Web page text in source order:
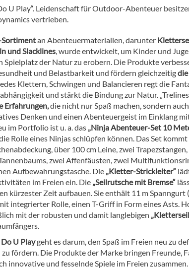
U Play“. Leidenschaft für Outdoor-Abenteuer
vertrieben.
Sortimentan Abenteuermaterialien, darunter
und Slacklines, wurde entwickelt, um Kinder und
Spielplatz der Natur zu erobern. Die Produkte
und Belastbarkeit und fördern gleichzeitig
Klettern, Schwingen und Balancieren regt die
und stärkt die Bindung zur Natur.
Erfahrungen,die nicht nur Spaß machen, sondern
Denken und einen Abenteuergeist im Einklang
im Portfolio ist u. a. das „Ninja Abenteuer-Set 10
Rolle eines Ninjas schlüpfen können. Das Set
über 100 cm Leine, zwei
zwei Affenfäusten, zwei
Aufbewahrungstasche. Die „Kletter-Strickleiter“
im Freien ein. Die „Seilrutsche mit Bremse“
kürzester Zeit aufbauen. Sie enthält 11 m Spanngurt
integrierter Rolle, einen T-Griff in Form eines Asts.
mit der robusten und damit langlebigen
Do U Playgeht es darum, den Spaß im Freien neu zu
fördern. Die Produkte der Marke bringen Freunde,
innovative und fesselnde Spiele im Freien